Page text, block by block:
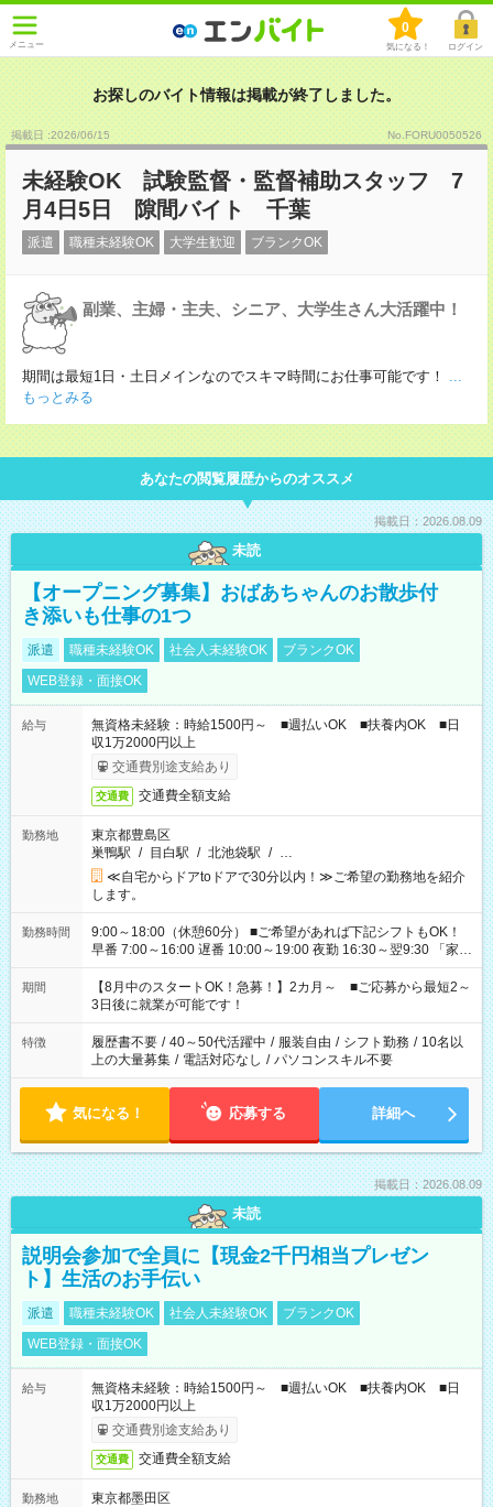
メニュー
0
気になる！ ログイン
お探しのバイト情報は掲載が終了しました。
掲載日 :2026/06/15 No.FORU0050526
未経験OK 試験監督・監督補助スタッフ 7
月4日5日 隙間バイト 千葉
派遣 職種未経験OK 大学生歓迎 ブランクOK
副業、主婦・主夫、シニア、大学生さん大活躍中！
期間は最短1日・土日メインなのでスキマ時間にお仕事可能です！
...
もっとみる
あなたの閲覧履歴からのオススメ
掲載日：2026.08.09
未読
【オープニング募集】おばあちゃんのお散歩付
き添いも仕事の1つ
派遣 職種未経験OK 社会人未経験OK
ブランクOK
WEB登録・面接OK
給与
無資格未経験：時給1500円～ ■週払いOK ■扶養内OK ■日
収1万2000円以上
交通費別途支給あり
交通費 交通費全額支給
勤務地
東京都豊島区
巣鴨駅 / 目白駅 / 北池袋駅 / …
≪自宅からドアtoドアで30分以内！≫ご希望の勤務地を紹介
します。
勤務時間
9:00～18:00（休憩60分） ■ご希望があれば下記シフトもOK！
早番 7:00～16:00 遅番 10:00～19:00 夜勤 16:30～翌9:30 「家族
と休みを合わせたい」 「余裕を持って夕飯の準備がしたい」
「できれば残業はしたくない」 など、ご希望を教えてください
ね。 ※Wワーク希望の方へ 今ご覧のお仕事で希望する勤務時間
と、もう1つのお仕事の勤務時間。 合計で週40時間を超える場
合は応募できません。
期間
【8月中のスタートOK！急募！】2カ月～ ■ご応募から最短2～
3日後に就業が可能です！
特徴 履歴書不要 / 40～50代活躍中 / 服装自由 / シフト勤務 / 10名以
上の大量募集 / 電話対応なし / パソコンスキル不要
気になる！ 応募する 詳細へ
掲載日：2026.08.09
未読
説明会参加で全員に【現金2千円相当プレゼン
ト】生活のお手伝い
派遣 職種未経験OK 社会人未経験OK
ブランクOK
WEB登録・面接OK
給与
無資格未経験：時給1500円～ ■週払いOK ■扶養内OK ■日
収1万2000円以上
交通費別途支給あり
交通費 交通費全額支給
勤務地
東京都墨田区